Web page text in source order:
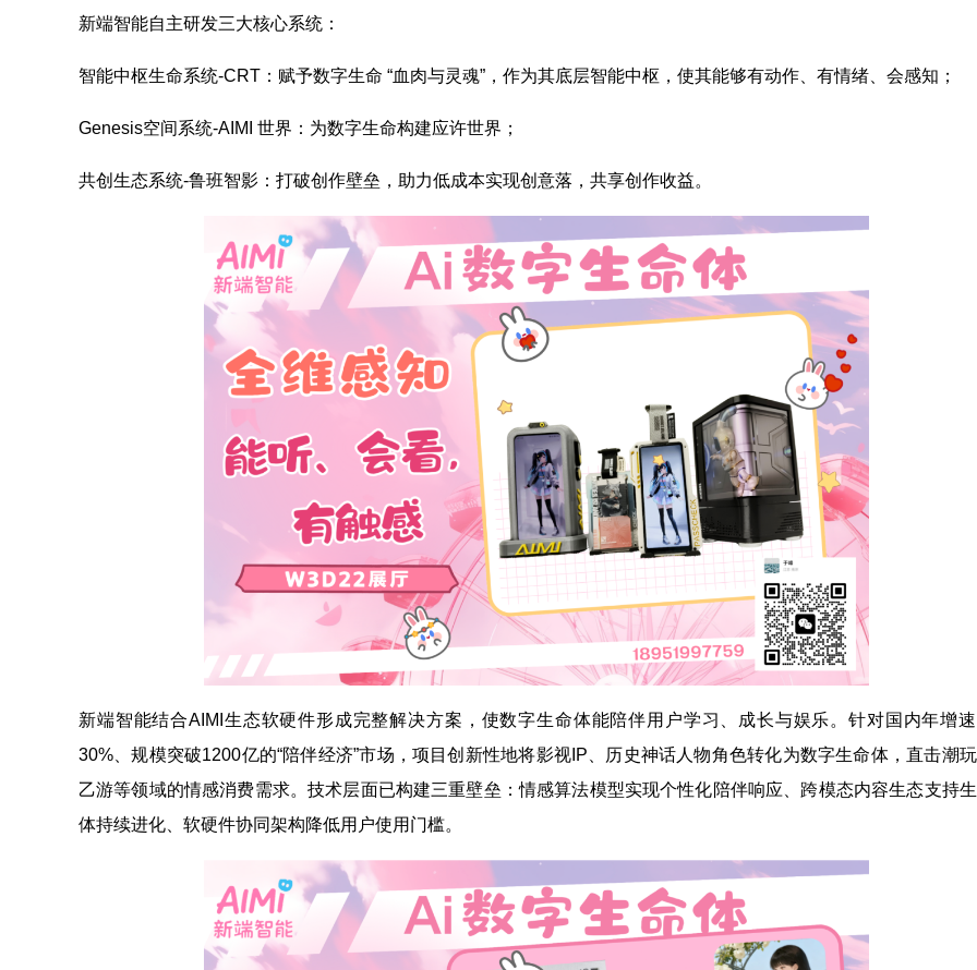
新端智能自主研发三大核心系统：
智能中枢生命系统-CRT：赋予数字生命 “血肉与灵魂”，作为其底层智能中枢，使其能够有动作、有情绪、会感知；
Genesis空间系统-AIMI 世界：为数字生命构建应许世界；
共创生态系统-鲁班智影：打破创作壁垒，助力低成本实现创意落，共享创作收益。
新端智能结合AIMI生态软硬件形成完整解决方案，使数字生命体能陪伴用户学习、成长与娱乐。针对国内年增
30%、规模突破1200亿的“陪伴经济”市场，项目创新性地将影视IP、历史神话人物角色转化为数字生命体，直击潮玩
乙游等领域的情感消费需求。技术层面已构建三重壁垒：情感算法模型实现个性化陪伴响应、跨模态内容生态支持
体持续进化、软硬件协同架构降低用户使用门槛。